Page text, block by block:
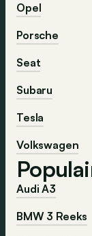
Opel
Porsche
Seat
Subaru
Tesla
Volkswagen
Audi A3
BMW 3 Reeks